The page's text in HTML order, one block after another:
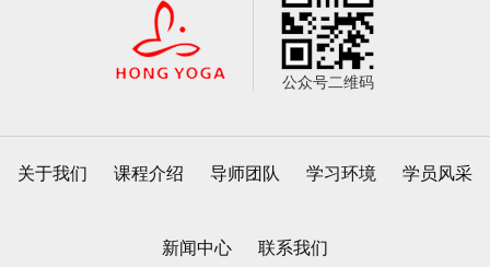
公众号二维码
关于我们 课程介绍 导师团队 学习环境 学员风采
新闻中心 联系我们